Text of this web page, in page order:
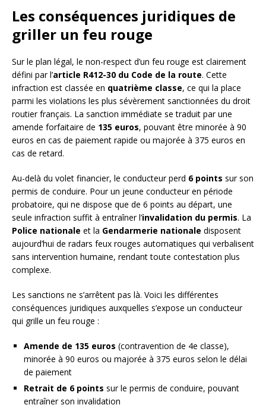
Les conséquences juridiques de
griller un feu rouge
Sur le plan légal, le non-respect d’un feu rouge est clairement
défini par l’article R412-30 du Code de la route. Cette
infraction est classée en quatrième classe, ce qui la place
parmi les violations les plus sévèrement sanctionnées du droit
routier français. La sanction immédiate se traduit par une
amende forfaitaire de 135 euros, pouvant être minorée à 90
euros en cas de paiement rapide ou majorée à 375 euros en
cas de retard.
Au-delà du volet financier, le conducteur perd 6 points sur son
permis de conduire. Pour un jeune conducteur en période
probatoire, qui ne dispose que de 6 points au départ, une
seule infraction suffit à entraîner l’invalidation du permis. La
Police nationale et la Gendarmerie nationale disposent
aujourd’hui de radars feux rouges automatiques qui verbalisent
sans intervention humaine, rendant toute contestation plus
complexe.
Les sanctions ne s’arrêtent pas là. Voici les différentes
conséquences juridiques auxquelles s’expose un conducteur
qui grille un feu rouge :
Amende de 135 euros (contravention de 4e classe),
minorée à 90 euros ou majorée à 375 euros selon le délai
de paiement
Retrait de 6 points sur le permis de conduire, pouvant
entraîner son invalidation